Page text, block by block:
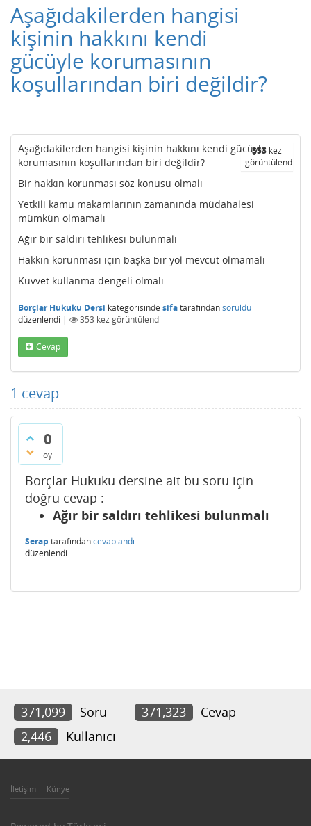
Aşağıdakilerden hangisi
kişinin hakkını kendi
gücüyle korumasının
koşullarından biri değildir?
353 kez
görüntülendi
Aşağıdakilerden hangisi kişinin hakkını kendi gücüyle
korumasının koşullarından biri değildir?
Bir hakkın korunması söz konusu olmalı
Yetkili kamu makamlarının zamanında müdahalesi
mümkün olmamalı
Ağır bir saldırı tehlikesi bulunmalı
Hakkın korunması için başka bir yol mevcut olmamalı
Kuvvet kullanma dengeli olmalı
Borçlar Hukuku Dersi kategorisinde sifatarafındansoruldu
düzenlendi | 353 kez görüntülendi
Cevap
1 cevap
0
oy
Borçlar Hukuku dersine ait bu soru için
doğru cevap :
Ağır bir saldırı tehlikesi bulunmalı
Serap tarafındancevaplandı
düzenlendi
371,099 Soru 371,323
Cevap
2,446
Kullanıcı
İletişim Künye